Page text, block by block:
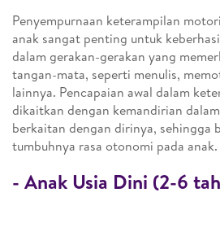
Penyempurnaan keterampilan
anak sangat penting untuk
dalam gerakan-gerakan yang
tangan-mata, seperti menulis,
lainnya. Pencapaian awal dalam
dikaitkan dengan kemandirian
berkaitan dengan dirinya, sehingga
tumbuhnya rasa otonomi pada anak.
- Anak Usia Dini (2-6